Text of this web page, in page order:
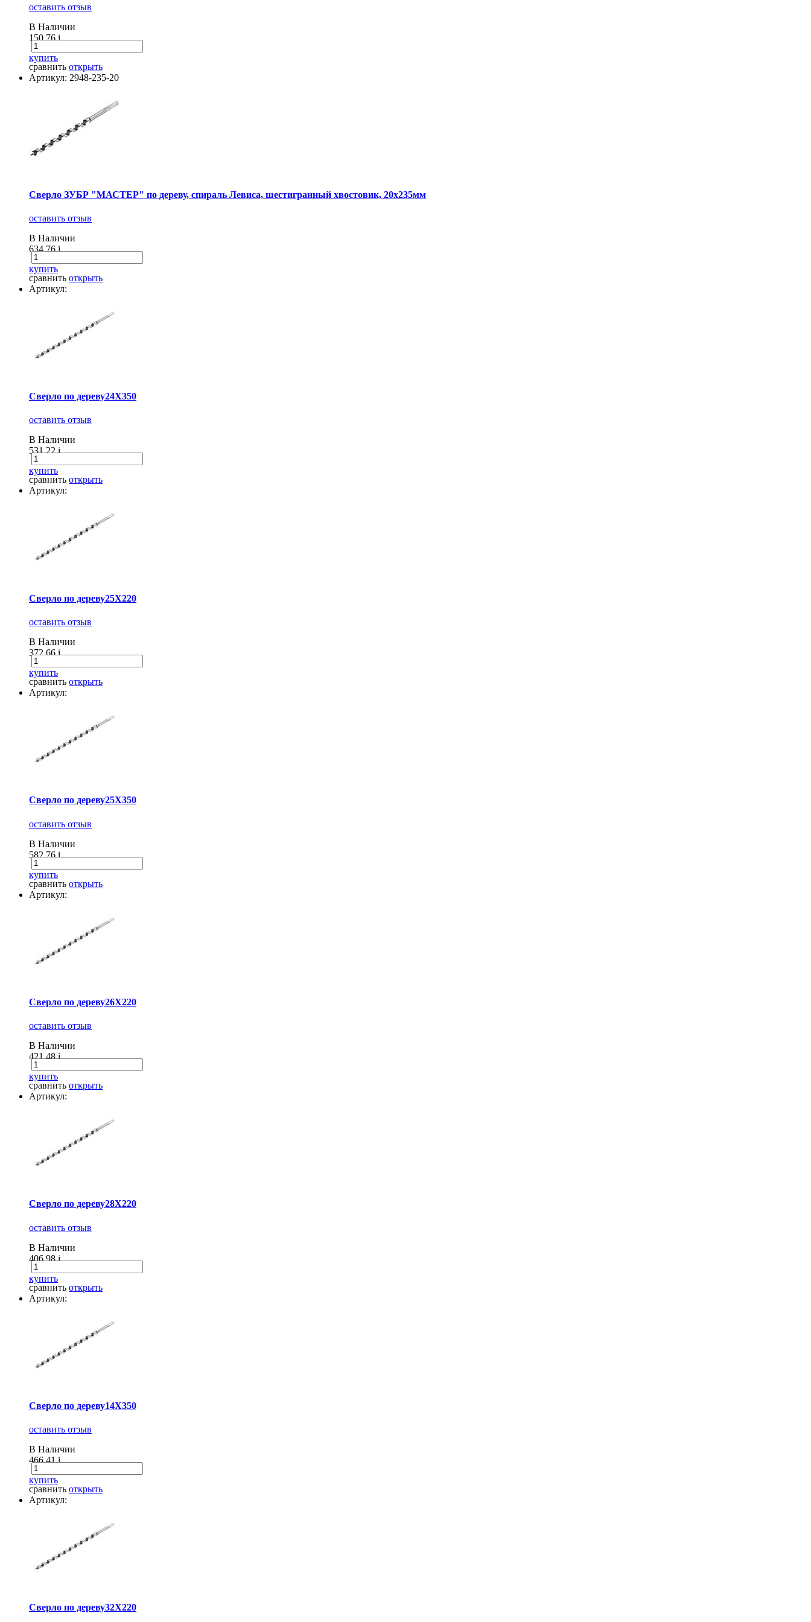
оставить отзыв
В Наличии
150.76i
купить
сравнить открыть
Артикул: 2948-235-20
Сверло ЗУБР "МАСТЕР" по дереву, спираль Левиса, шестигранный хвостовик, 20х235мм
оставить отзыв
В Наличии
634.76i
купить
сравнить открыть
Артикул:
Сверло по дереву24X350
оставить отзыв
В Наличии
531.22i
купить
сравнить открыть
Артикул:
Сверло по дереву25X220
оставить отзыв
В Наличии
372.66i
купить
сравнить открыть
Артикул:
Сверло по дереву25X350
оставить отзыв
В Наличии
582.76i
купить
сравнить открыть
Артикул:
Сверло по дереву26X220
оставить отзыв
В Наличии
421.48i
купить
сравнить открыть
Артикул:
Сверло по дереву28X220
оставить отзыв
В Наличии
406.98i
купить
сравнить открыть
Артикул:
Сверло по дереву14X350
оставить отзыв
В Наличии
466.41i
купить
сравнить открыть
Артикул:
Сверло по дереву32X220